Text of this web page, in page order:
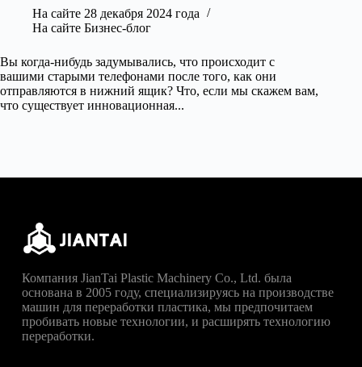
На сайте 28 декабря 2024 года
На сайте Бизнес-блог
Вы когда-нибудь задумывались, что происходит с
вашими старыми телефонами после того, как они
отправляются в нижний ящик? Что, если мы скажем вам,
что существует инновационная...
Компания JianTai Plastic Machinery Co., Ltd. была
основана в 2005 году, специализируясь на производстве
машин для переработки пластика, мы предпочитаем
пробивать новые технологии, и расширять технологию
переработки.